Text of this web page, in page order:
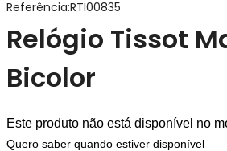
Referência:RTI00835
Relógio Tissot
Bicolor
Este produto não está disponível no
Quero saber quando estiver disponível